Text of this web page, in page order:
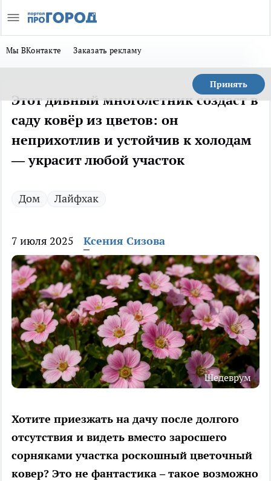
Мы ВКонтакте Заказать рекламу
Принять
Этот дивный многолетник создаст в
саду ковёр из цветов: он
неприхотлив и устойчив к холодам
— украсит любой участок
Дом Лайфхак
7 июля 2025 Ксения Сизова
Шедеврум
Хотите приезжать на дачу после долгого
отсутствия и видеть вместо заросшего
сорняками участка роскошный цветочный
ковер? Это не фантастика – такое возможно